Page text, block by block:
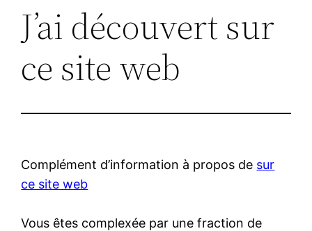
J’ai découvert sur
ce site web
Complément d’information à propos de sur
ce site web
Vous êtes complexée par une fraction de